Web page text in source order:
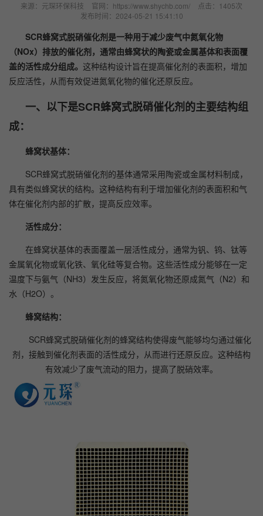
来源：元琛环保科技 官网：https://www.shychb.com/
点击：1405次
发布时间：2024-05-21 15:41:10
SCR蜂窝式脱硝催化剂是一种用于减少废气中氮氧化物
（NOx）排放的催化剂，通常由蜂窝状的陶瓷或金属基体和表面覆
盖的活性成分组成。 这种结构设计旨在提高催化剂的表面积，增加
反应活性，从而有效促进氮氧化物的催化还原反应。
一、以下是SCR蜂窝式脱硝催化剂的主要结构组
成：
蜂窝状基体：
SCR蜂窝式脱硝催化剂的基体通常采用陶瓷或金属材料制成，
具有类似蜂窝状的结构。这种结构有利于增加催化剂的表面积和气
体在催化剂内部的扩散，提高反应效率。
活性成分：
在蜂窝状基体的表面覆盖一层活性成分，通常为钒、钨、钛等
金属氧化物或氧化铁、氧化硅等复合物。这些活性成分能够在一定
温度下与氨气（NH3）发生反应，将氮氧化物还原成氮气（N2）和
水（H2O）。
蜂窝结构：
SCR蜂窝式脱硝催化剂的蜂窝结构使得废气能够均匀通过催化
剂，接触到催化剂表面的活性成分，从而进行还原反应。这种结构
有效减少了废气流动的阻力，提高了脱硝效率。